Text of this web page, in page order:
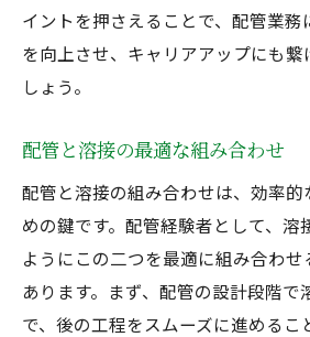
イントを押さえることで、配管業
を向上させ、キャリアアップにも
しょう。
配管と溶接の最適な組み合わせ
配管と溶接の組み合わせは、効率的
めの鍵です。配管経験者として、溶
ようにこの二つを最適に組み合わ
あります。まず、配管の設計段階で
で、後の工程をスムーズに進めるこ